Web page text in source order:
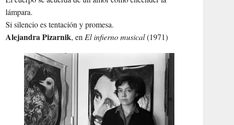
lámpara.
Si silencio es tentación y promesa.
AlejandraPizarnik, enEl infierno musical(1971)